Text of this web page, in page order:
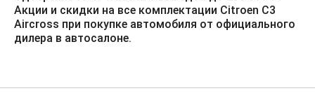
Кондиционер
Акции и скидки на все комплектации Citroen C3
Aircross при покупке автомобиля от официального
дилера в автосалоне.